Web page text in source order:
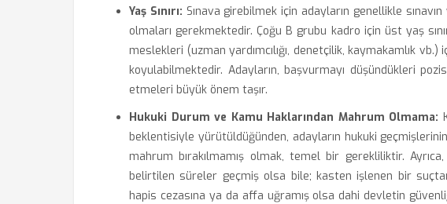
Yaş Sınırı: Sınava girebilmek için adayların genellikle sınavın
olmaları gerekmektedir. Çoğu B grubu kadro için üst yaş
meslekleri (uzman yardımcılığı, denetçilik, kaymakamlık
koyulabilmektedir. Adayların, başvurmayı düşündükleri
etmeleri büyük önem taşır.
Hukuki Durum ve Kamu Haklarından Mahrum Olmama:
beklentisiyle yürütüldüğünden, adayların hukuki
mahrum bırakılmamış olmak, temel bir gerekliliktir.
belirtilen süreler geçmiş olsa bile; kasten işlenen bir
hapis cezasına ya da affa uğramış olsa dahi devletin